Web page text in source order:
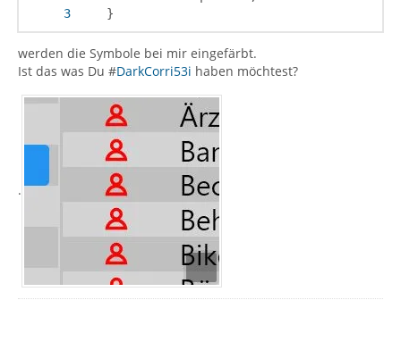
	}
werden die Symbole bei mir eingefärbt.
Ist das was Du #DarkCorri53i haben möchtest?
.